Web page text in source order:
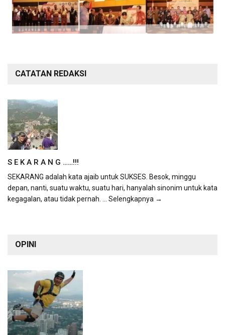
CATATAN REDAKSI
S E K A R A N G ……!!!
SEKARANG adalah kata ajaib untuk SUKSES. Besok, minggu
depan, nanti, suatu waktu, suatu hari, hanyalah sinonim untuk kata
kegagalan, atau tidak pernah. ... Selengkapnya →
OPINI